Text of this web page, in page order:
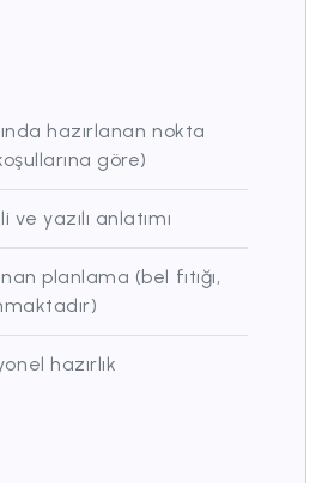
hazırlanan nokta
göre)
yazılı anlatımı
planlama (bel fıtığı,
hazırlık